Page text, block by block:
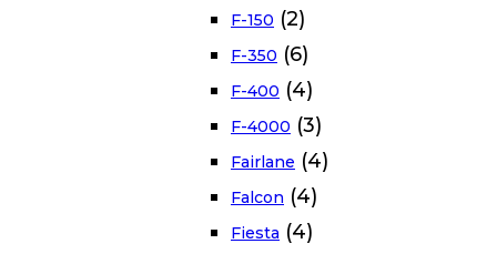
F-150 (2)
F-350 (6)
F-400 (4)
F-4000 (3)
Fairlane (4)
Falcon (4)
Fiesta (4)